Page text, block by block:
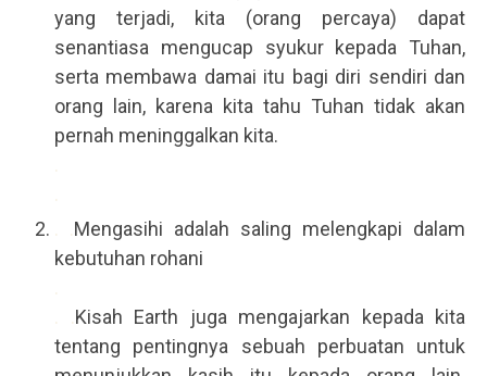
yang terjadi, kita (orang percaya) dapat
senantiasa mengucap syukur kepada Tuhan,
serta membawa damai itu bagi diri sendiri dan
orang lain, karena kita tahu Tuhan tidak akan
pernah meninggalkan kita.
.
.
. .Mengasihi adalah saling melengkapi dalam
kebutuhan rohani
.
. .Kisah Earth juga mengajarkan kepada kita
tentang pentingnya sebuah perbuatan untuk